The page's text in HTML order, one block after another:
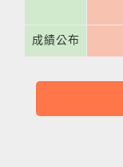
成績公布